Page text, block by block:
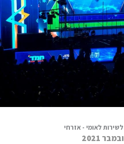
לאומי - אזרחי